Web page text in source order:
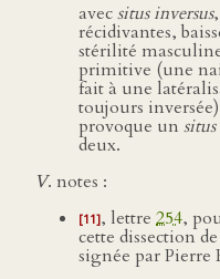
avecsitus inversus
récidivantes,
stérilité
primitive (une
fait à une
toujours
provoque un
deux.
V. notes :
[11], lettre 254,
cette dissection
signée par Pierre